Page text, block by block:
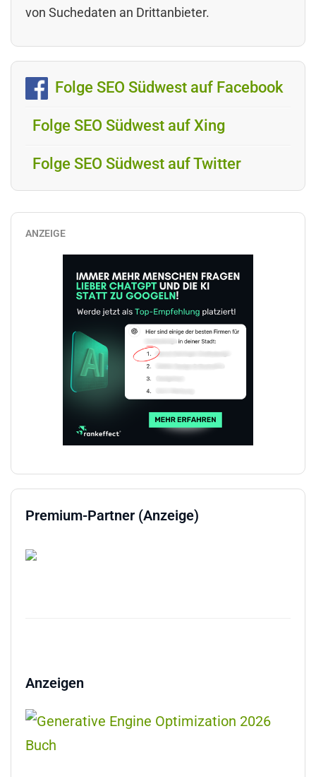
von Suchedaten an Drittanbieter.
Folge SEO Südwest auf Facebook
Folge SEO Südwest auf Xing
Folge SEO Südwest auf Twitter
ANZEIGE
Premium-Partner (Anzeige)
Anzeigen